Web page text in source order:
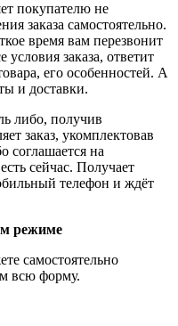
покупателю не
заказа самостоятельно.
время вам перезвонит
заказа, ответит
его особенностей. А
и доставки.
либо, получив
заказ, укомплектовав
соглашается на
сейчас. Получает
телефон и ждёт
режиме
самостоятельно
всю форму.